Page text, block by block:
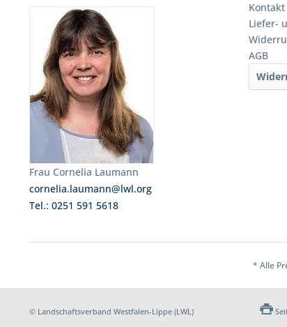
Frau Cornelia Laumann
cornelia.laumann@lwl.org
Tel.: 0251 591 5618
Kontakt
Liefer-
AGB
* Alle
© Landschaftsverband Westfalen-Lippe (LWL)